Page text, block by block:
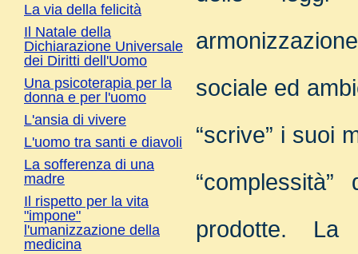
sociale ed
“scrive” i suoi
prodotte.
La via della felicità
Il Natale della
Dichiarazione Universale
dei Diritti dell'Uomo
Una psicoterapia per la
donna e per l'uomo
L'ansia di vivere
L'uomo tra santi e diavoli
La sofferenza di una
madre
Il rispetto per la vita
"impone"
l'umanizzazione della
medicina